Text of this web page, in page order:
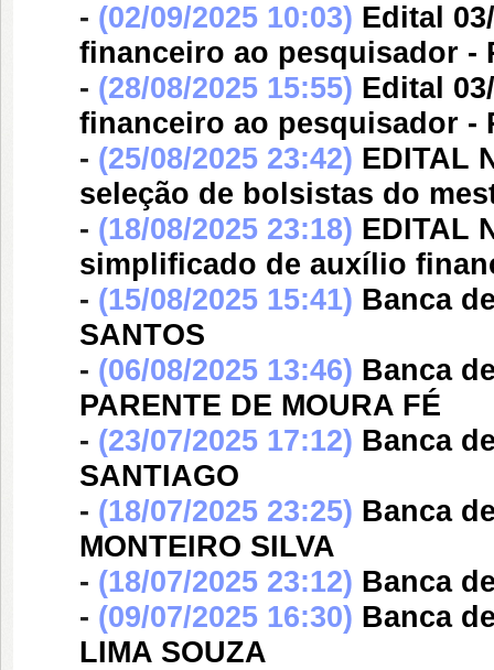
- (02/09/2025 10:03) Edital
financeiro ao pesquisador -
- (28/08/2025 15:55) Edital
financeiro ao pesquisador -
- (25/08/2025 23:42) EDITAL
seleção de bolsistas do
- (18/08/2025 23:18) EDITAL
simplificado de auxílio
- (15/08/2025 15:41) Banca
SANTOS
- (06/08/2025 13:46) Banca
PARENTE DE MOURA FÉ
- (23/07/2025 17:12) Banca
SANTIAGO
- (18/07/2025 23:25) Banca
MONTEIRO SILVA
- (18/07/2025 23:12) Banca
- (09/07/2025 16:30) Banca
LIMA SOUZA